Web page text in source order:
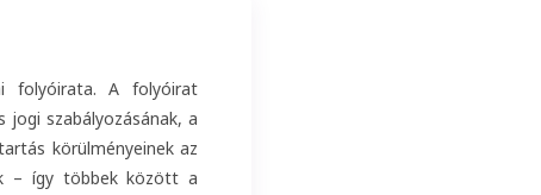
folyóirata. A folyóirat
szabályozásának, a
körülményeinek az
– így többek között a